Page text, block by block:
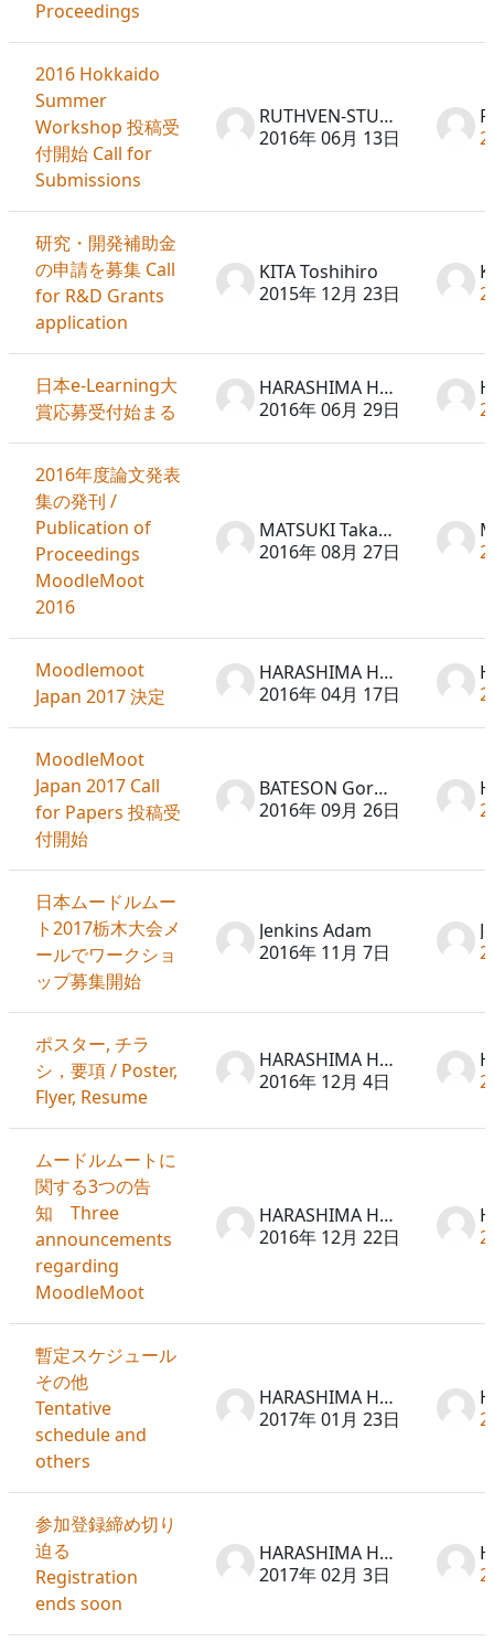
Proceedings
2016 Hokkaido
Summer
Workshop 投稿受
付開始 Call for
Submissions
RUTHVEN-STUART Peter
2016年 06月 13日
研究・開発補助金
の申請を募集 Call
for R&D Grants
application
KITA Toshihiro
2015年 12月 23日
日本e-Learning大
賞応募受付始まる
HARASHIMA Hideto
2016年 06月 29日
2016年度論文発表
集の発刊 /
Publication of
Proceedings
MoodleMoot
2016
MATSUKI Takayuki
2016年 08月 27日
Moodlemoot
Japan 2017 決定
HARASHIMA Hideto
2016年 04月 17日
MoodleMoot
Japan 2017 Call
for Papers 投稿受
付開始
BATESON Gordon
2016年 09月 26日
日本ムードルムー
ト2017栃木大会メ
ールでワークショ
ップ募集開始
Jenkins Adam
2016年 11月 7日
ポスター, チラ
シ，要項 / Poster,
Flyer, Resume
HARASHIMA Hideto
2016年 12月 4日
ムードルムートに
関する3つの告
知 Three
announcements
regarding
MoodleMoot
HARASHIMA Hideto
2016年 12月 22日
暫定スケジュール
その他
Tentative
schedule and
others
HARASHIMA Hideto
2017年 01月 23日
参加登録締め切り
迫る
Registration
ends soon
HARASHIMA Hideto
2017年 02月 3日